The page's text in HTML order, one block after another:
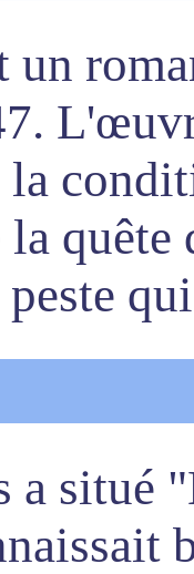
un
quête
situé